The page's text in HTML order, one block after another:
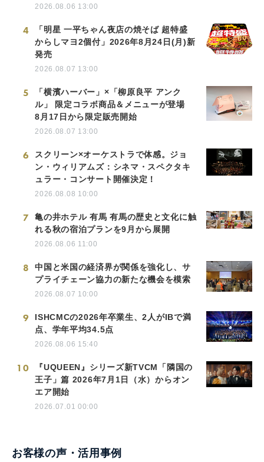
2026.08.06 13:00
4
「明星 一平ちゃん夜店の焼そば 超特盛
からしマヨ2個付」2026年8月24日(月)新
発売
2026.08.07 13:00
5
「横濱ハーバー」×「柳原良平 アンク
ル」 限定コラボ商品＆メニューが登場
8月17日から限定販売開始
2026.08.07 13:00
6
スクリーン×オーケストラで体感。ジョ
ン・ウィリアムズ：シネマ・スペクタキ
ュラー・コンサート開催決定！
2026.08.08 10:00
7
亀の井ホテル 有馬 有馬の歴史と文化に触
れる秋の宿泊プランを9月から展開
2026.08.06 11:00
8
中国と米国の経済界が関係を強化し、サ
プライチェーン協力の新たな機会を模索
2026.08.07 10:00
9
ISHCMCの2026年卒業生、2人がIBで満
点、学年平均34.5点
2026.08.06 15:40
10
『UQUEEN』シリーズ新TVCM「隣国の
王子」篇 2026年7月1日（水）からオン
エア開始
2026.07.01 00:00
お客様の声・活用事例